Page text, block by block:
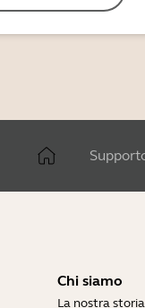
Chi siamo
La nostra storia